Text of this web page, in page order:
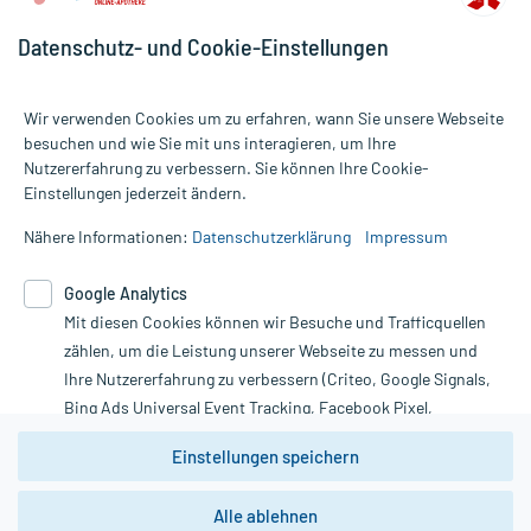
Alle Preise gelten inkl. MwSt., ggf. zzgl. Versandkosten
Informationen auf dieser Website werden ausschließlich für
die Untersuchung und Behandlung durch einen Arzt. Bitte
Therapien eingeleitet werden können. | Diese Webseite benutzt
Google Analytics. Lesen Sie bitte dazu die wichtigen Hinweise in
unserer Datenschutzerklärung. Für den Widerruf einer Bestellung
nutzen Sie das Formular:
Vertrag widerrufen
*Hinweise zu unseren Aktionen und Bewertungen
Datenschutz- und Cookie-Einstellungen
Wir verwenden Cookies um zu erfahren, wann Sie unsere Webseite
besuchen und wie Sie mit uns interagieren, um Ihre
Nutzererfahrung zu verbessern. Sie können Ihre Cookie-
Einstellungen jederzeit ändern.
Nähere Informationen: Datenschutzerklärung Impressum
Google Analytics
Mit diesen Cookies können wir Besuche und Trafficquellen
zählen, um die Leistung unserer Webseite zu messen und
Ihre Nutzererfahrung zu verbessern (Criteo, Google Signals,
Bing Ads Universal Event Tracking, Facebook Pixel,
Youtube-Social Plugin).
Wir weisen darauf hin, dass die
zwingend den Europäischen Anforderungen gem. EU-
Einstellungen speichern
Alle ablehnen